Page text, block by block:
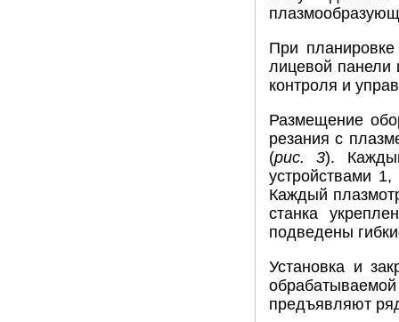
При
лицевой панели
контроля и
Размещение
резания с
(рис. 3).
устройствами
Каждый
станка
подведены
Установка и
предъявляют